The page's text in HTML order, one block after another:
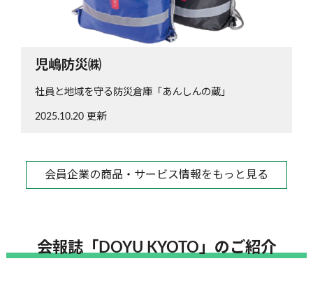
児嶋防災㈱
社員と地域を守る防災倉庫「あんしんの蔵」
2025.10.20 更新
会員企業の商品・サービス情報をもっと見る
会報誌「DOYU KYOTO」のご紹介